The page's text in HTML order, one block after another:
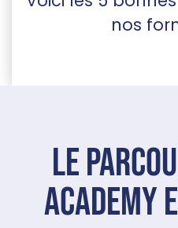
nos
le
Academy